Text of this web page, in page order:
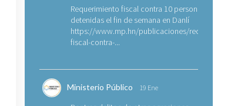
Requerimiento fiscal contra 10 personas
detenidas el fin de semana en Danlí
https://www.mp.hn/publicaciones/
fiscal-contra-...
Ministerio Público 19 Ene